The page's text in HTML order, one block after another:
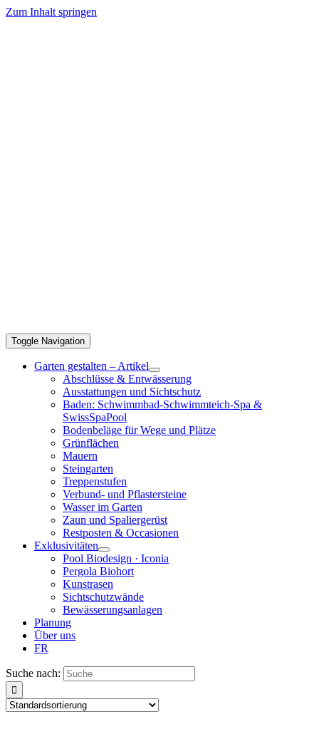
Zum Inhalt springen
Toggle Navigation
Garten gestalten – Artikel
Abschlüsse & Entwässerung
Ausstattungen und Sichtschutz
Baden: Schwimmbad-Schwimmteich-Spa &
SwissSpaPool
Bodenbeläge für Wege und Plätze
Grünflächen
Mauern
Steingarten
Treppenstufen
Verbund- und Pflastersteine
Wasser im Garten
Zaun und Spaliergerüst
Restposten & Occasionen
Exklusivitäten
Pool Biodesign · Iconia
Pergola Biohort
Kunstrasen
Sichtschutzwände
Bewässerungsanlagen
Planung
Über uns
FR
Suche nach: